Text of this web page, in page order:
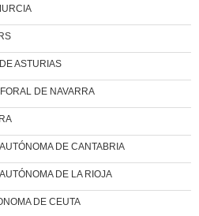
ASTURIAS
DE NAVARRA
DE CANTABRIA
DE LA RIOJA
DE CEUTA